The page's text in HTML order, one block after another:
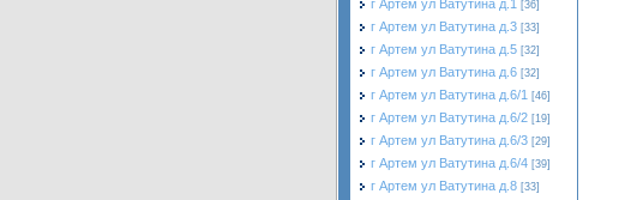
г Артем ул Ватутина д.1 [36]
г Артем ул Ватутина д.3 [33]
г Артем ул Ватутина д.5 [32]
г Артем ул Ватутина д.6 [32]
г Артем ул Ватутина д.6/1 [46]
г Артем ул Ватутина д.6/2 [19]
г Артем ул Ватутина д.6/3 [29]
г Артем ул Ватутина д.6/4 [39]
г Артем ул Ватутина д.8 [33]